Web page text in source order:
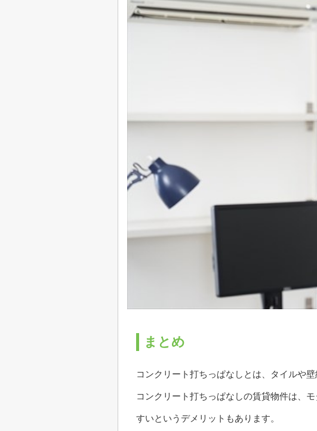
まとめ
コンクリート打ちっぱなしとは、タイルや
コンクリート打ちっぱなしの賃貸物件は、
すいというデメリットもあります。